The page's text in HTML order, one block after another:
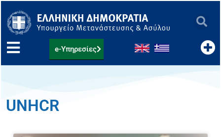
στο
περιεχόμενο
e-Υπηρεσίες
UNHCR